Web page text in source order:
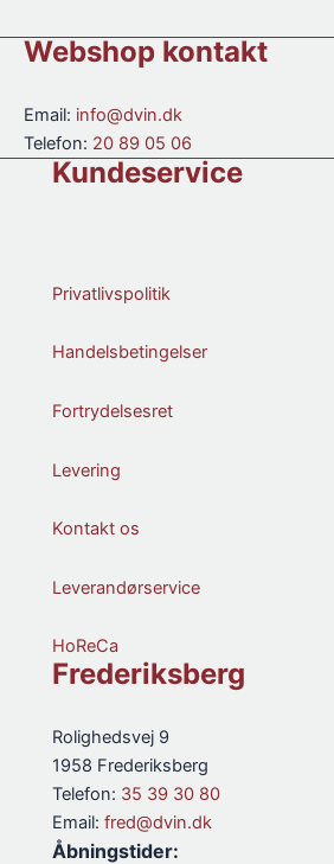
Webshop kontakt
Email: info@dvin.dk
Telefon: 20 89 05 06
Kundeservice
Privatlivspolitik
Handelsbetingelser
Fortrydelsesret
Levering
Kontakt os
Leverandørservice
HoReCa
Frederiksberg
Rolighedsvej 9
1958 Frederiksberg
Telefon: 35 39 30 80
Email: fred@dvin.dk
Åbningstider: